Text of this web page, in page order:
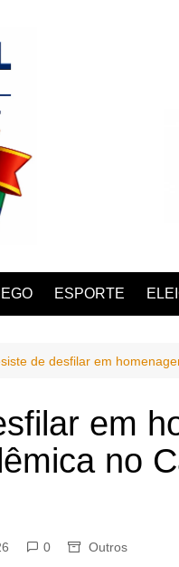
ESPORTE
de desfilar em
em
no
0 Outros